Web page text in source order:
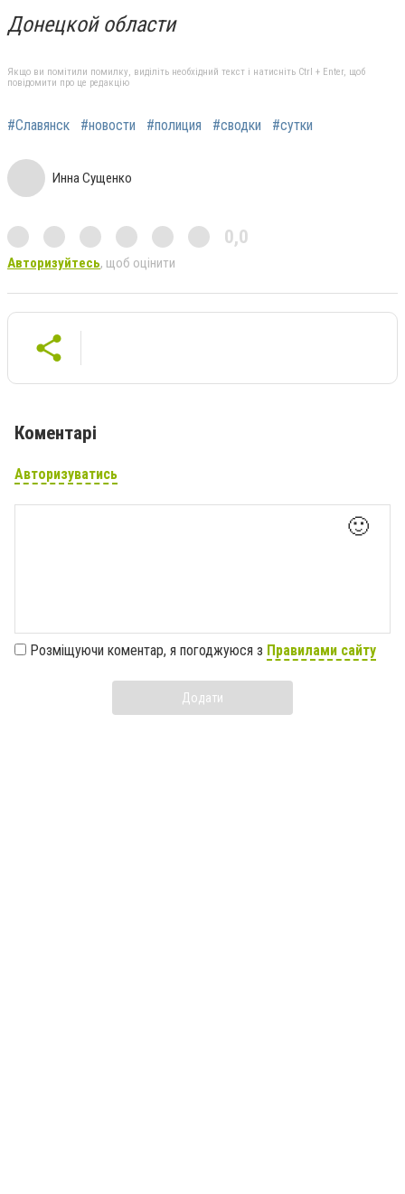
Донецкой области
Якщо ви помітили помилку, виділіть необхідний текст і натисніть Ctrl + Enter, щоб
повідомити про це редакцію
#Славянск #новости #полиция #сводки #сутки
Инна Сущенко
0,0
Авторизуйтесь, щоб оцінити
Коментарі
Авторизуватись
🙂
Розміщуючи коментар, я погоджуюся з Правилами сайту
Додати